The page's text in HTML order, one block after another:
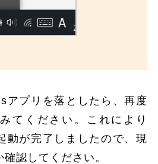
アプリを落としたら、再度
てください。これにより
動が完了しましたので、現
認してください。